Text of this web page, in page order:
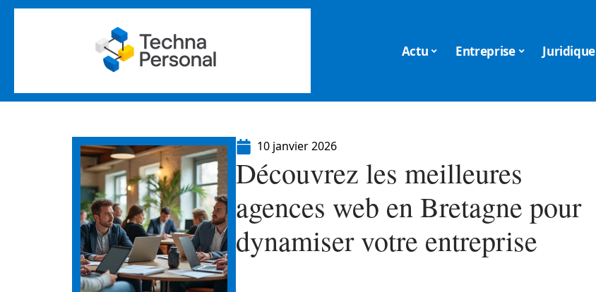
Actu Entreprise Juridique
10 janvier 2026
Découvrez les meilleures
agences web en Bretagne pour
dynamiser votre entreprise